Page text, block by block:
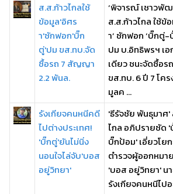
ส.ส.ก้าวไกลใช้
ข้อมูล'อิศร
า'ซักฟอก'บิ๊ก
ตู่'ปม ขส.ทบ.จัด
ซื้อรถ 7 สัญญา
2.2 พันล.
‘พิจารณ์ เชาวพั
ส.ส.ก้าวไกล ใช้ข้
า’ ซักฟอก ‘บิ๊กตู่-
ปม บ.อิทธิพรฯ เ
เดียว ชนะจัดซื้อร
ขส.ทบ. 6 ปี 7 โคร
มูลค ...
รังเกียจคนหนีคดี
ไปต่างประเทศ!
'บิ๊กตู่'ยันไม่นิ่ง
นอนใจไล่จับ'บอส
อยู่วิทยา'
'ธีรัจชัย พันธุมาศ'
ไกล อภิปรายซัด
บิ๊กป้อม' เอี่ยวโย
ตำรวจผู้ออกหม
'บอส อยู่วิทยา' น
รังเกียจคนหนีไป